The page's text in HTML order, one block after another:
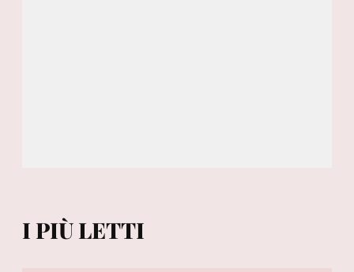
I PIÙ LETTI